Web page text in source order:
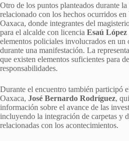
Otro de los puntos planteados durante la
relacionado con los hechos ocurridos
Oaxaca, donde integrantes del
para el alcalde con licencia Esaú
elementos policiales involucrados en un
durante una manifestación. La
que existen elementos suficientes para
responsabilidades.
Durante el encuentro también participó
Oaxaca, José Bernardo Rodríguez,
información sobre el avance de las
incluyendo la integración de carpetas y
relacionadas con los acontecimientos.